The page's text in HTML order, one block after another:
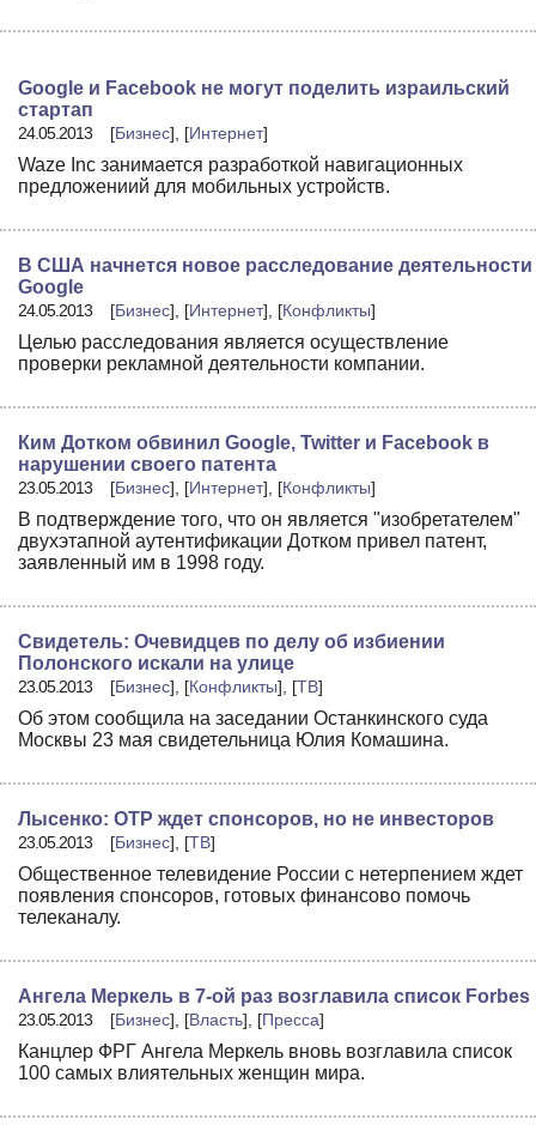
Google и Facebook не могут поделить израильский
стартап
24.05.2013 [Бизнес], [Интернет]
Waze Inc занимается разработкой навигационных
предложениий для мобильных устройств.
В США начнется новое расследование деятельности
Google
24.05.2013 [Бизнес], [Интернет], [Конфликты]
Целью расследования является осуществление
проверки рекламной деятельности компании.
Ким Дотком обвинил Google, Twitter и Facebook в
нарушении своего патента
23.05.2013 [Бизнес], [Интернет], [Конфликты]
В подтверждение того, что он является "изобретателем"
двухэтапной аутентификации Дотком привел патент,
заявленный им в 1998 году.
Свидетель: Очевидцев по делу об избиении
Полонского искали на улице
23.05.2013 [Бизнес], [Конфликты], [ТВ]
Об этом сообщила на заседании Останкинского суда
Москвы 23 мая свидетельница Юлия Комашина.
Лысенко: ОТР ждет спонсоров, но не инвесторов
23.05.2013 [Бизнес], [ТВ]
Общественное телевидение России с нетерпением ждет
появления спонсоров, готовых финансово помочь
телеканалу.
Ангела Меркель в 7-ой раз возглавила список Forbes
23.05.2013 [Бизнес], [Власть], [Пресса]
Канцлер ФРГ Ангела Меркель вновь возглавила список
100 самых влиятельных женщин мира.